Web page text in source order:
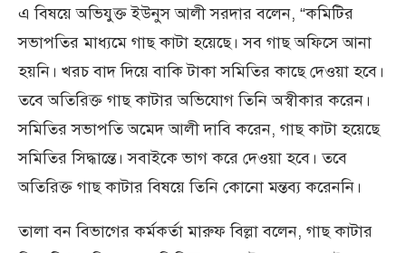
এ বিষয়ে অভিযুক্ত ইউনুস আলী সরদার বলেন, “কমিটির
সভাপতির মাধ্যমে গাছ কাটা হয়েছে। সব গাছ অফিসে আনা
হয়নি। খরচ বাদ দিয়ে বাকি টাকা সমিতির কাছে দেওয়া হবে।
তবে অতিরিক্ত গাছ কাটার অভিযোগ তিনি অস্বীকার করেন।
সমিতির সভাপতি অমেদ আলী দাবি করেন, গাছ কাটা হয়েছে
সমিতির সিদ্ধান্তে। সবাইকে ভাগ করে দেওয়া হবে। তবে
অতিরিক্ত গাছ কাটার বিষয়ে তিনি কোনো মন্তব্য করেননি।
তালা বন বিভাগের কর্মকর্তা মারুফ বিল্লা বলেন, গাছ কাটার